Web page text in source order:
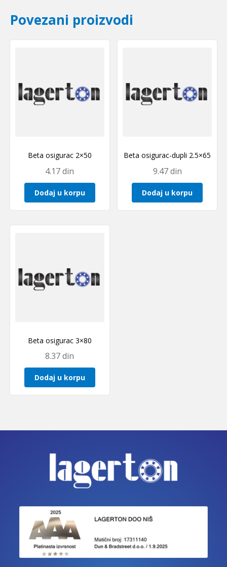
Povezani proizvodi
Beta osigurac 2×50
4.17din
Dodaj u korpu
Beta osigurac-dupli 2.5×65
9.47din
Dodaj u korpu
Beta osigurac 3×80
8.37din
Dodaj u korpu